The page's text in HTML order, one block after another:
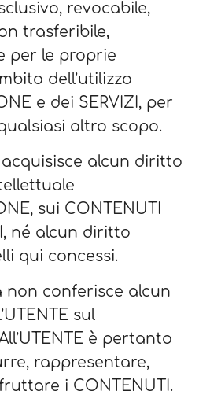
revocabile,
trasferibile,
per le proprie
dell’utilizzo
e dei SERVIZI, per
altro scopo.
acquisisce alcun diritto
sui CONTENUTI
né alcun diritto
qui concessi.
non conferisce alcun
sul
è pertanto
rappresentare,
i CONTENUTI.